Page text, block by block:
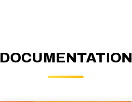
DOCUMENTATION